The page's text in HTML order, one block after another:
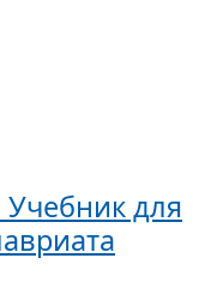
Учебник для